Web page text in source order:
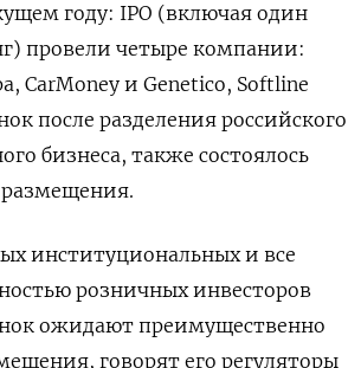
году: IPO (включая один
провели четыре компании:
CarMoney и Genetico, Softline
после разделения российского
бизнеса, также состоялось
институциональных и все
розничных инвесторов
ожидают преимущественно
говорят его регуляторы